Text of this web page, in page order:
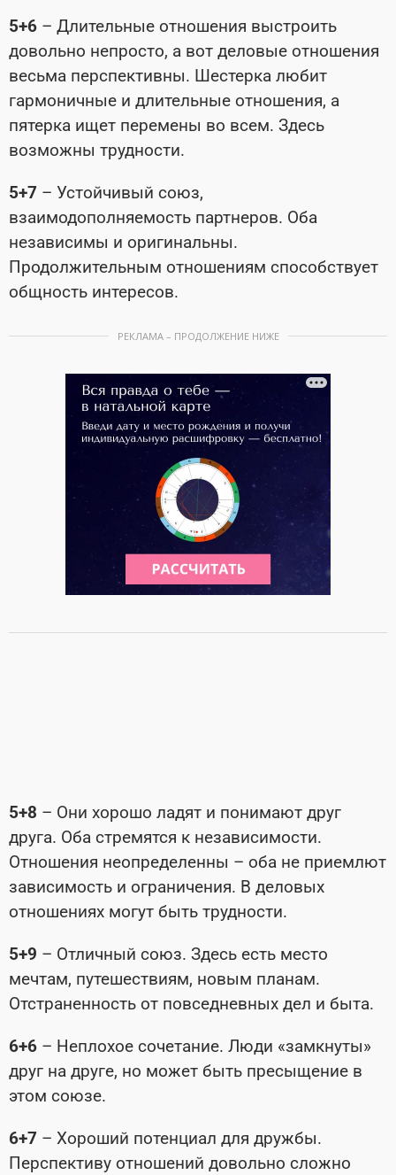
5+6 – Длительные отношения выстроить
довольно непросто, а вот деловые отношения
весьма перспективны. Шестерка любит
гармоничные и длительные отношения, а
пятерка ищет перемены во всем. Здесь
возможны трудности.
5+7 – Устойчивый союз,
взаимодополняемость партнеров. Оба
независимы и оригинальны.
Продолжительным отношениям способствует
общность интересов.
РЕКЛАМА – ПРОДОЛЖЕНИЕ НИЖЕ
5+8 – Они хорошо ладят и понимают друг
друга. Оба стремятся к независимости.
Отношения неопределенны – оба не приемлют
зависимость и ограничения. В деловых
отношениях могут быть трудности.
5+9 – Отличный союз. Здесь есть место
мечтам, путешествиям, новым планам.
Отстраненность от повседневных дел и быта.
6+6 – Неплохое сочетание. Люди «замкнуты»
друг на друге, но может быть пресыщение в
этом союзе.
6+7 – Хороший потенциал для дружбы.
Перспективу отношений довольно сложно